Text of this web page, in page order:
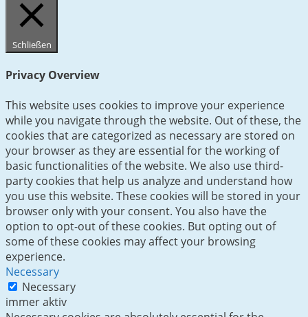
Schließen
Privacy Overview
This website uses cookies to improve your experience
while you navigate through the website. Out of these, the
cookies that are categorized as necessary are stored on
your browser as they are essential for the working of
basic functionalities of the website. We also use third-
party cookies that help us analyze and understand how
you use this website. These cookies will be stored in your
browser only with your consent. You also have the
option to opt-out of these cookies. But opting out of
some of these cookies may affect your browsing
experience.
Necessary
Necessary
immer aktiv